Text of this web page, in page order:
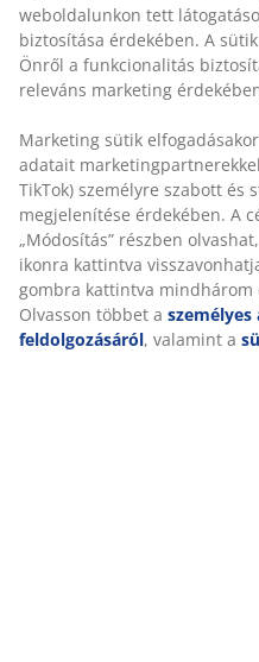
Gyors és egyszerű
huzattal. Szék üléshez.
SKU: 3700382
Részletes Adatok
biztosítása érdekében. A
Önről a funkcionalitás
releváns marketing
adatait
TikTok) személyre szabott és
megjelenítése érdekében. A
„Módosítás” részben
süti ikonra kattintva
elfogadása” gombra
hozzájárul. Olvasson többet a
gyűjtéséről és
szabályzatunkról.